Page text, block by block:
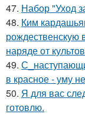
47. Набор "Уход
48. Ким
рождественскую
наряде от
49.
в красное - уму
50. Я для вас
готовлю.